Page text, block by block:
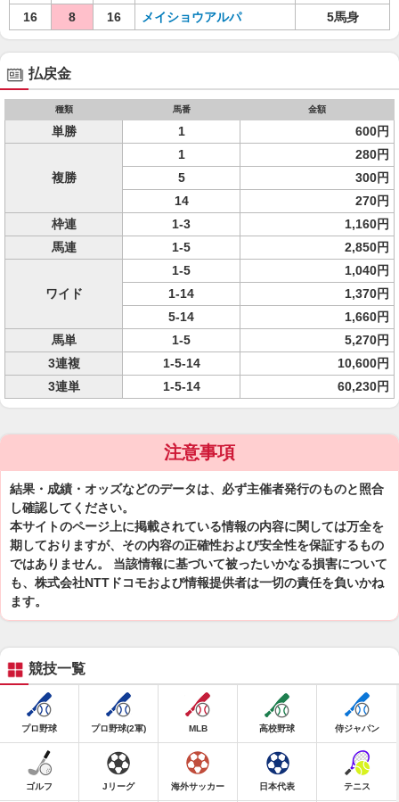
16
8 16 メイショウアルパ 5馬身
払戻金
種類 馬番 金額
単勝 1 600円
複勝
1
280円
5
300円
14
270円
枠連
1-3
1,160円
馬連
1-5 2,850円
ワイド
1-5
1,040円
1-14
1,370円
5-14
1,660円
馬単
1-5
5,270円
3連複
1-5-14
10,600円
3連単
1-5-14 60,230円
注意事項
結果・成績・オッズなどのデータは、必ず主催者発行のものと照合
し確認してください。
本サイトのページ上に掲載されている情報の内容に関しては万全を
期しておりますが、その内容の正確性および安全性を保証するもの
ではありません。 当該情報に基づいて被ったいかなる損害について
も、株式会社NTTドコモおよび情報提供者は一切の責任を負いかね
ます。
競技一覧
プロ野球 プロ野球(2軍) MLB 高校野球 侍ジャパン
ゴルフ Jリーグ 海外サッカー 日本代表 テニス